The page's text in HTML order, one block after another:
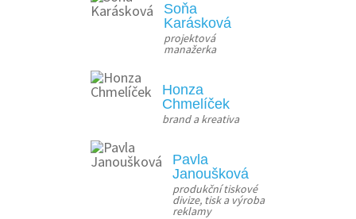
Soňa
Karásková
projektová
manažerka
Honza
Chmelíček
brand a kreativa
Pavla
Janoušková
produkční tiskové
divize, tisk a výroba
reklamy